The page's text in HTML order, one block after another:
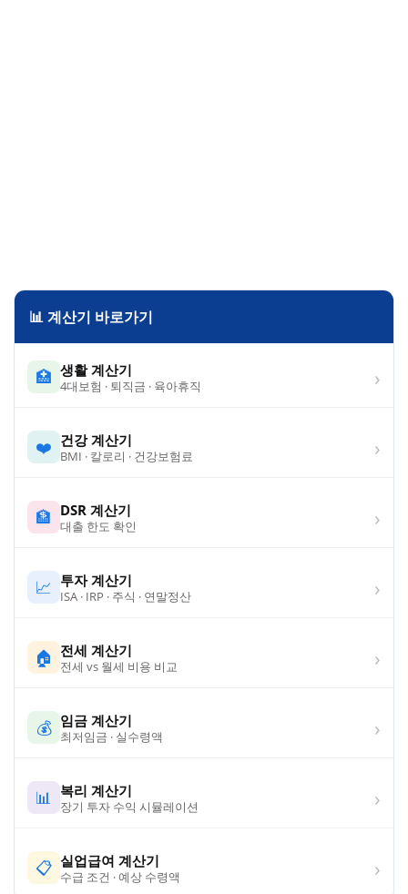
📊 계산기 바로가기
🏥 생활 계산기
4대보험 · 퇴직금 · 육아휴직 ›
❤️ 건강 계산기
BMI · 칼로리 · 건강보험료 ›
🏦 DSR 계산기
대출 한도 확인 ›
📈 투자 계산기
ISA · IRP · 주식 · 연말정산 ›
🏠 전세 계산기
전세 vs 월세 비용 비교 ›
💰 임금 계산기
최저임금 · 실수령액 ›
📊 복리 계산기
장기 투자 수익 시뮬레이션 ›
📋 실업급여 계산기
수급 조건 · 예상 수령액 ›